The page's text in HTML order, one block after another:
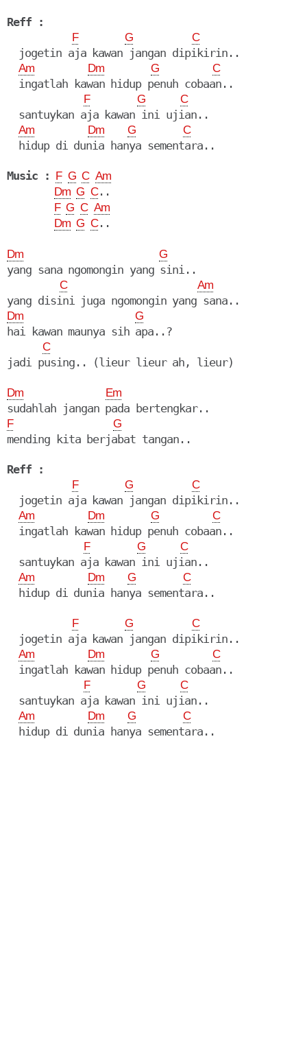
Reff :
F G C
  jogetin aja kawan jangan dipikirin..
Am Dm G C
  ingatlah kawan hidup penuh cobaan..
F G C
  santuykan aja kawan ini ujian..
Am Dm G C
  hidup di dunia hanya sementara..
Music : F G C Am
Dm G C..
F G C Am
Dm G C..
Dm G
yang sana ngomongin yang sini..
C Am
Dm G
hai kawan maunya sih apa..?
C
jadi pusing.. (lieur lieur ah, lieur)
Dm Em
F G
mending kita berjabat tangan..
Reff :
F G C
  jogetin aja kawan jangan dipikirin..
Am Dm G C
  ingatlah kawan hidup penuh cobaan..
F G C
  santuykan aja kawan ini ujian..
Am Dm G C
  hidup di dunia hanya sementara..
F G C
  jogetin aja kawan jangan dipikirin..
Am Dm G C
  ingatlah kawan hidup penuh cobaan..
F G C
  santuykan aja kawan ini ujian..
Am Dm G C